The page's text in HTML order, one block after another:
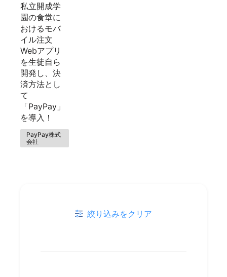
私立開成学
園の食堂に
おけるモバ
イル注文
Webアプリ
を生徒自ら
開発し、決
済方法とし
て
「PayPay」
を導入！
PayPay株式
会社
絞り込みをクリア